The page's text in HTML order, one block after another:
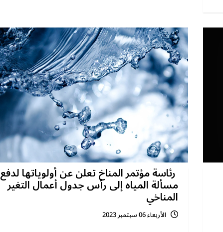
رئاسة مؤتمر المناخ تعلن عن أولوياتها لدفع
مسألة المياه إلى رأس جدول أعمال التغير
المناخي
الأربعاء 06 سبتمبر 2023